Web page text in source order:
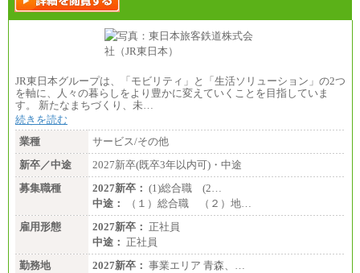
JR東日本グループは、「モビリティ」と「生活ソリューション」の2つ
を軸に、人々の暮らしをより豊かに変えていくことを目指していま
す。 新たなまちづくり、未…
続きを読む
業種
サービス/その他
新卒／中途
2027新卒(既卒3年以内可)・中途
募集職種
2027新卒： (1)総合職 (2…
中途：
（１）総合職 （２）地…
雇用形態
2027新卒： 正社員
中途： 正社員
勤務地
2027新卒： 事業エリア 青森、…